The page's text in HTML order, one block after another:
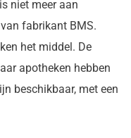
niet meer aan
fabrikant BMS.
het middel. De
apotheken hebben
beschikbaar, met een